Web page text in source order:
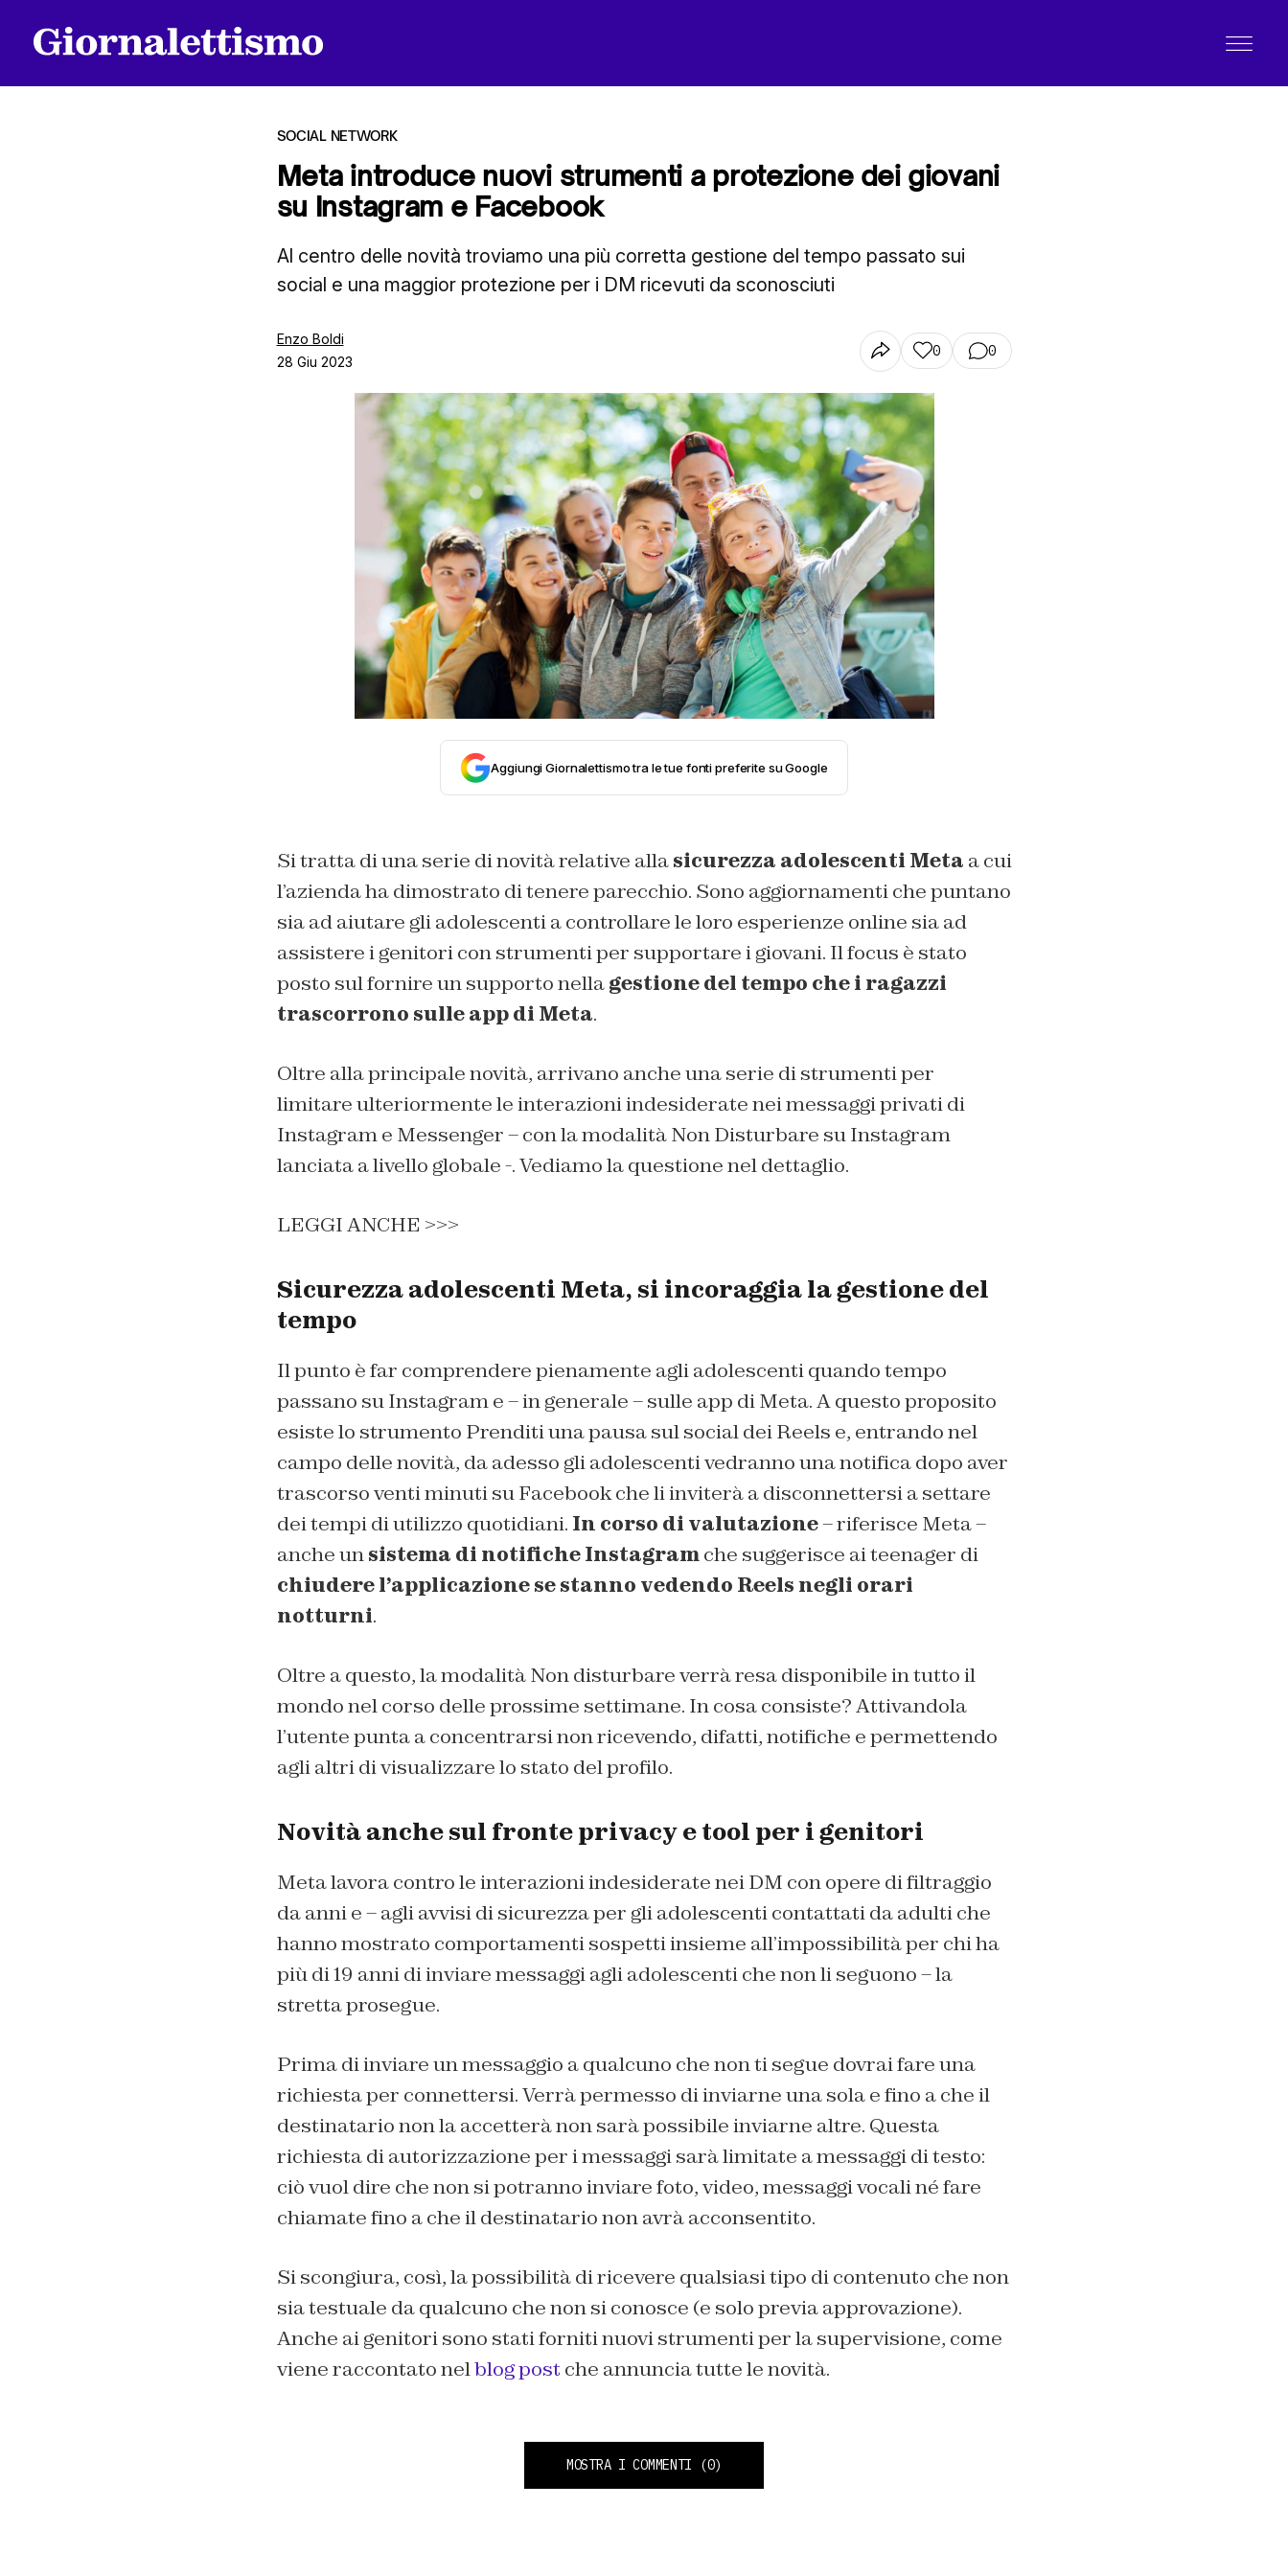
SOCIAL NETWORK
Meta introduce nuovi strumenti a protezione dei giovani
su Instagram e Facebook
Al centro delle novità troviamo una più corretta gestione del tempo passato sui
social e una maggior protezione per i DM ricevuti da sconosciuti
Enzo Boldi
28 Giu 2023
0 0
Aggiungi Giornalettismo tra le tue fonti preferite su Google
Si tratta di una serie di novità relative allasicurezza adolescenti Meta a cui
l’azienda ha dimostrato di tenere parecchio. Sono aggiornamenti che puntano
sia ad aiutare gli adolescenti a controllare le loro esperienze online sia ad
assistere i genitori con strumenti per supportare i giovani. Il focus è stato
posto sul fornire un supporto nellagestione del tempo che i ragazzi
trascorrono sulle app di Meta.
Oltre alla principale novità, arrivano anche una serie di strumenti per
limitare ulteriormente le interazioni indesiderate nei messaggi privati di
Instagram e Messenger – con la modalità Non Disturbare su Instagram
lanciata a livello globale -. Vediamo la questione nel dettaglio.
LEGGI ANCHE >>>
Sicurezza adolescenti Meta, si incoraggia la gestione del
tempo
Il punto è far comprendere pienamente agli adolescenti quando tempo
passano su Instagram e – in generale – sulle app di Meta. A questo proposito
esiste lo strumento Prenditi una pausa sul social dei Reels e, entrando nel
campo delle novità, da adesso gli adolescenti vedranno una notifica dopo aver
trascorso venti minuti su Facebook che li inviterà a disconnettersi a settare
dei tempi di utilizzo quotidiani. In corso di valutazione– riferisce Meta –
anche unsistema di notifiche Instagramche suggerisce ai teenager di
chiudere l’applicazione se stanno vedendo Reels negli orari
notturni.
Oltre a questo, la modalità Non disturbare verrà resa disponibile in tutto il
mondo nel corso delle prossime settimane. In cosa consiste? Attivandola
l’utente punta a concentrarsi non ricevendo, difatti, notifiche e permettendo
agli altri di visualizzare lo stato del profilo.
Novità anche sul fronte privacy e tool per i genitori
Meta lavora contro le interazioni indesiderate nei DM con opere di filtraggio
da anni e – agli avvisi di sicurezza per gli adolescenti contattati da adulti che
hanno mostrato comportamenti sospetti insieme all’impossibilità per chi ha
più di 19 anni di inviare messaggi agli adolescenti che non li seguono – la
stretta prosegue.
Prima di inviare un messaggio a qualcuno che non ti segue dovrai fare una
richiesta per connettersi. Verrà permesso di inviarne una sola e fino a che il
destinatario non la accetterà non sarà possibile inviarne altre. Questa
richiesta di autorizzazione per i messaggi sarà limitate a messaggi di testo:
ciò vuol dire che non si potranno inviare foto, video, messaggi vocali né fare
chiamate fino a che il destinatario non avrà acconsentito.
Si scongiura, così, la possibilità di ricevere qualsiasi tipo di contenuto che non
sia testuale da qualcuno che non si conosce (e solo previa approvazione).
Anche ai genitori sono stati forniti nuovi strumenti per la supervisione, come
viene raccontato nelblog post che annuncia tutte le novità.
MOSTRA I COMMENTI (0)